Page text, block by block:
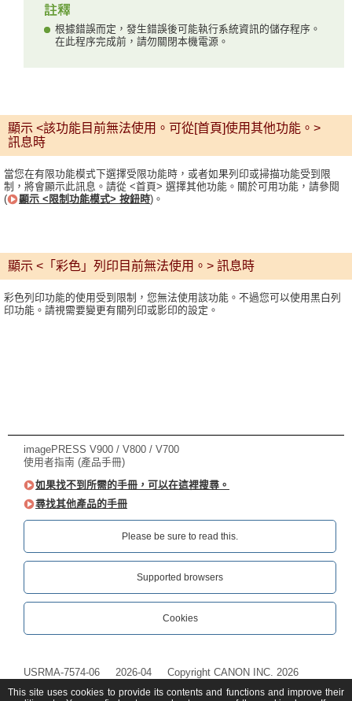
根據錯誤而定，發生錯誤後可能執行系統資訊的儲存程序。
在此程序完成前，請勿關閉本機電源。
顯示 <該功能目前無法使用。可從[首頁]使用其他功能。>
訊息時
當您在有限功能模式下選擇受限功能時，或者如果列印或掃描功能受到限
制，將會顯示此訊息。請從 <首頁> 選擇其他功能。關於可用功能，請參閱
(
顯示 <限制功能模式> 按鈕時)。
顯示 <「彩色」列印目前無法使用。> 訊息時
彩色列印功能的使用受到限制，您無法使用該功能。不過您可以使用黑白列
印功能。請視需要變更有關列印或影印的設定。
imagePRESS V900 / V800 / V700
使用者指南 (產品手冊)
如果找不到所需的手冊，可以在這裡搜尋。
尋找其他產品的手冊
Please be sure to read this.‎
Supported browsers
Cookies
USRMA-7574-06 2026-04 Copyright CANON INC. 2026
This site uses cookies to provide its contents and functions and improve their